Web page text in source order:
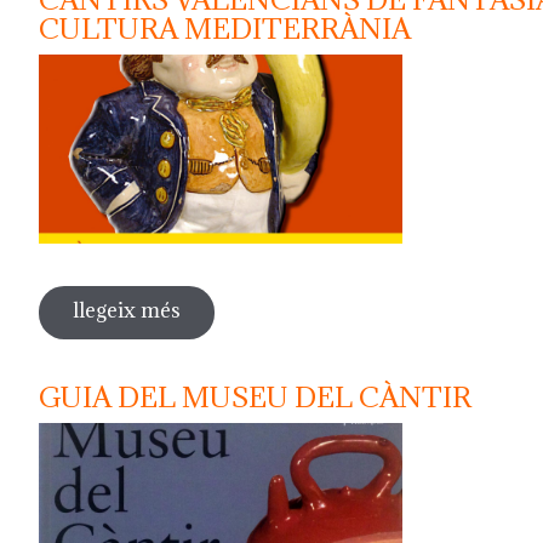
CULTURA MEDITERRÀNIA
llegeix més sobre càntirs valencians de
GUIA DEL MUSEU DEL CÀNTIR